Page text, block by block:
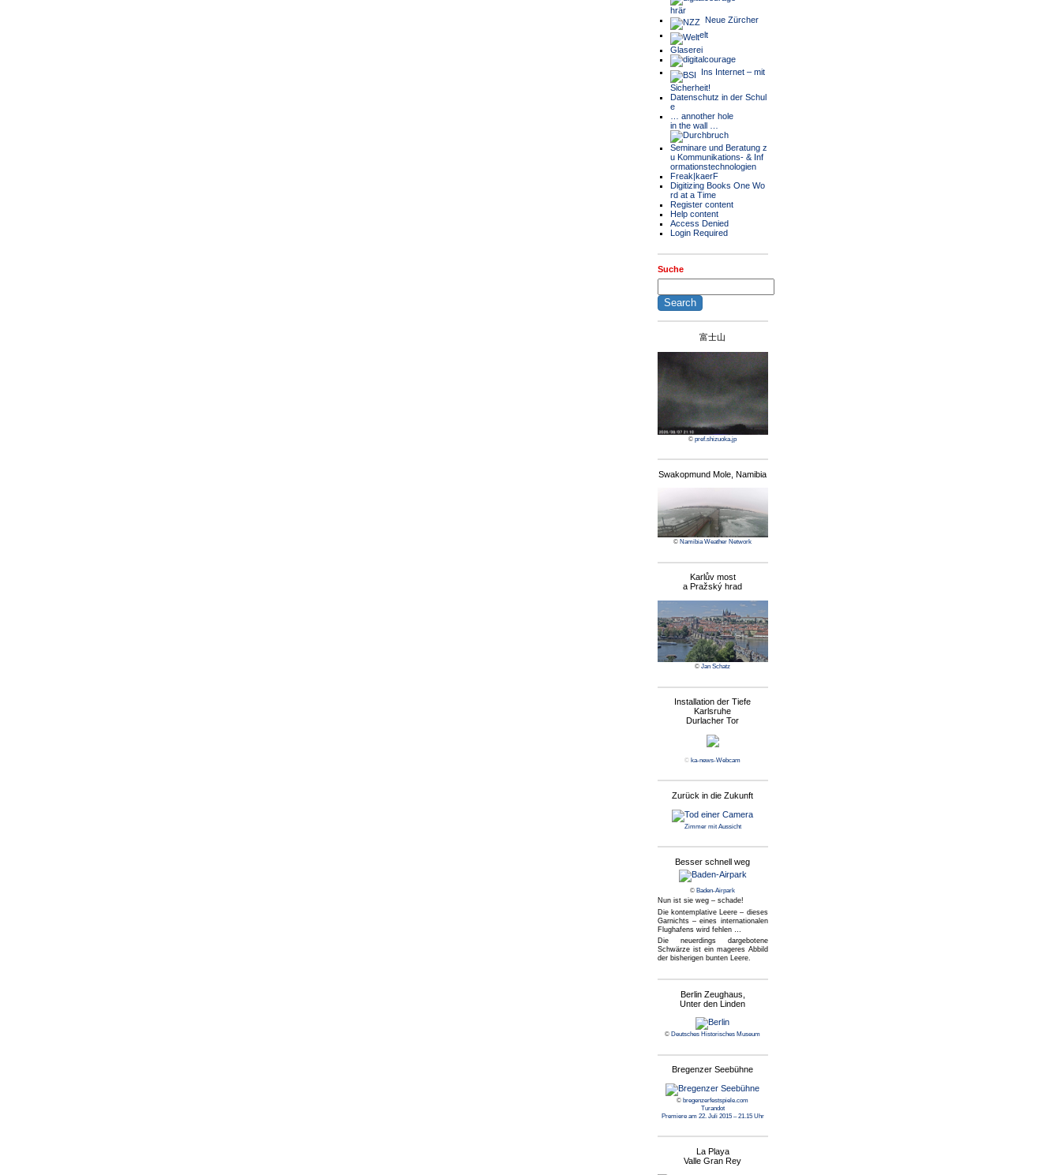
hrär
Neue Zürcher
elt
Glaserei
Ins Internet – mit
Sicherheit!
Datenschutz in der Schul
e
… annother hole
in the wall …
Seminare und Beratung z
u Kommunikations- & Inf
ormationstechnologien
Freak|kaerF
Digitizing Books One Wo
rd at a Time
Register content
Help content
Access Denied
Login Required
Suche
富士山
©pref.shizuoka.jp
Swakopmund Mole, Namibia
©Namibia Weather Network
Karlův most
a Pražský hrad
©Jan Schatz
Installation der Tiefe
Karlsruhe
Durlacher Tor
©ka-news-Webcam
Zurück in die Zukunft
Zimmer mit Aussicht
Besser schnell weg
©Baden-Airpark
Nun ist sie weg – schade!
Die kontemplative Leere – dieses
Garnichts – eines internationalen
Flughafens wird fehlen …
Die neuerdings dargebotene
Schwärze ist ein mageres Abbild
der bisherigen bunten Leere.
Berlin Zeughaus,
Unter den Linden
©Deutsches Historisches Museum
Bregenzer Seebühne
©bregenzerfestspiele.com
Turandot
Premiere am 22. Juli 2015 – 21.15 Uhr
La Playa
Valle Gran Rey